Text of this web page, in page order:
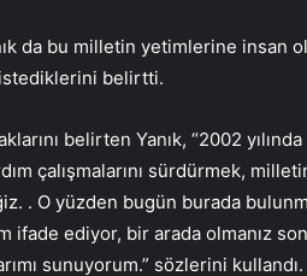
da bu milletin yetimlerine insan
istediklerini belirtti.
belirten Yanık, “2002 yılında
çalışmalarını sürdürmek,
. O yüzden bugün burada
ifade ediyor, bir arada olmanız
sunuyorum.” sözlerini kullandı.